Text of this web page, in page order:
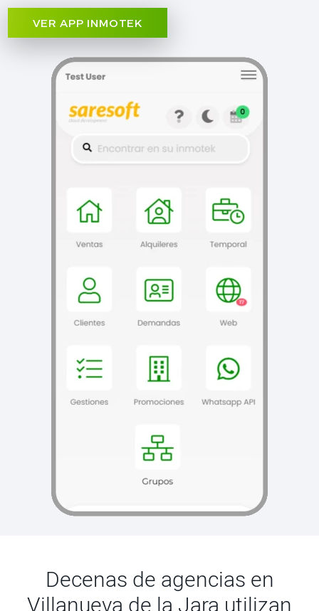
VER APP INMOTEK
Decenas de agencias en